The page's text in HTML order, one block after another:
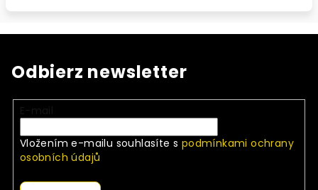
Odbierz newsletter
Vložením e-mailu souhlasíte s podmínkami ochrany
osobních údajů